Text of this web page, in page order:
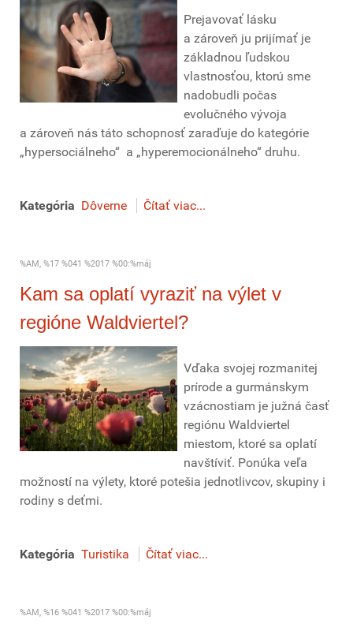
Prejavovať lásku
a zároveň ju prijímať je
základnou ľudskou
vlastnosťou, ktorú sme
nadobudli počas
evolučného vývoja
a zároveň nás táto schopnosť zaraďuje do kategórie
„hypersociálneho“ a „hyperemocionálneho“ druhu.
Kategória Dôverne Čítať viac...
%AM, %17 %041 %2017 %00:%máj
Kam sa oplatí vyraziť na výlet v
regióne Waldviertel?
Vďaka svojej rozmanitej
prírode a gurmánskym
vzácnostiam je južná časť
regiónu Waldviertel
miestom, ktoré sa oplatí
navštíviť. Ponúka veľa
možností na výlety, ktoré potešia jednotlivcov, skupiny i
rodiny s deťmi.
Kategória Turistika Čítať viac...
%AM, %16 %041 %2017 %00:%máj